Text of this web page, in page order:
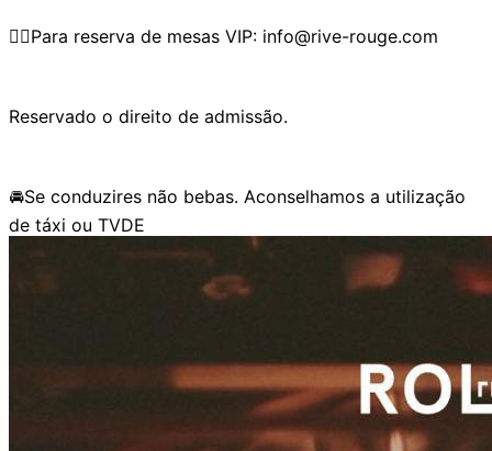
👉🏼Para reserva de mesas VIP: info@rive-rouge.com
Reservado o direito de admissão.
🚘Se conduzires não bebas. Aconselhamos a utilização
de táxi ou TVDE